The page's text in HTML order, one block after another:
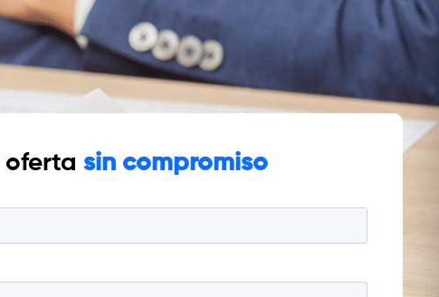
oferta sin compromiso